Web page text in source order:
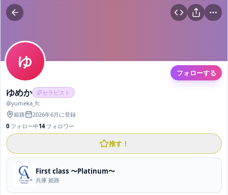
ゆ
フォローする
ゆめか
セラピスト
@yumeka_fc
姫路
2026年6月 に登録
0 フォロー中14 フォロワー
推す！
First class 〜Platinum〜
兵庫 姫路